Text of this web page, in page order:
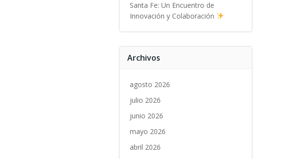
Santa Fe: Un Encuentro de
Innovación y Colaboración
Archivos
agosto 2026
julio 2026
junio 2026
mayo 2026
abril 2026